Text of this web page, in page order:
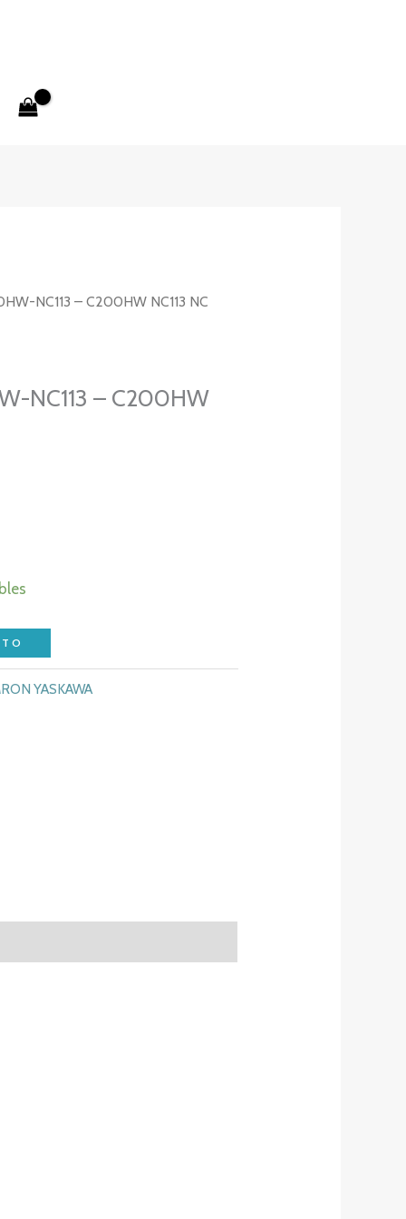
NC113 – C200HW NC113 NC
NC113 – C200HW
YASKAWA